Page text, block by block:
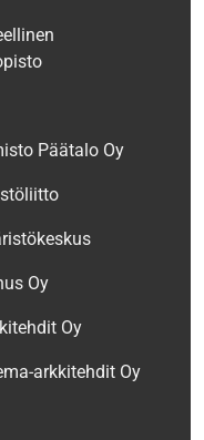
Päätalo Oy
Oy
Oy
arkkitehdit Oy